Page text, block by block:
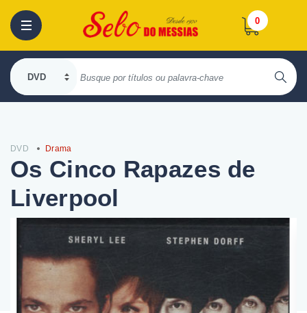
0
DVD Drama
Os Cinco Rapazes de
Liverpool